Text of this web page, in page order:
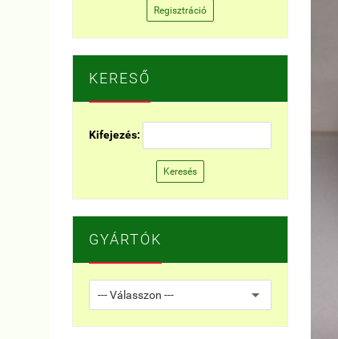
Regisztráció
KERESŐ
Kifejezés:
Keresés
GYÁRTÓK